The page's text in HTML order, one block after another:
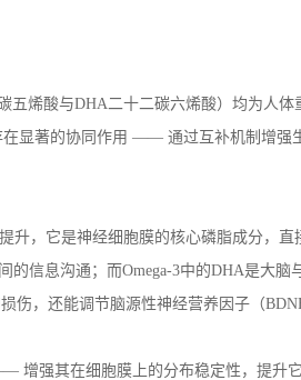
五烯酸与DHA二十二碳六烯酸）均为人
显著的协同作用 —— 通过互补机制增强
升，它是神经细胞膜的核心磷脂成分，
的信息沟通；而Omega-3中的DHA是大脑
伤，还能调节脑源性神经营养因子（
增强其在细胞膜上的分布稳定性，提升